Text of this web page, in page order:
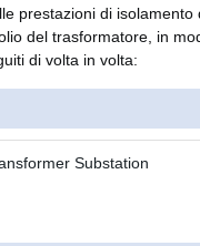
prestazioni di isolamento
del trasformatore, in
di volta in volta: